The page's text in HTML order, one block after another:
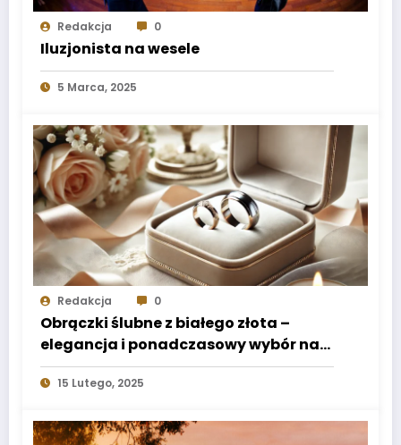
Redakcja 0
Iluzjonista na wesele
5 Marca, 2025
Redakcja 0
Obrączki ślubne z białego złota –
elegancja i ponadczasowy wybór na
całe życie
15 Lutego, 2025